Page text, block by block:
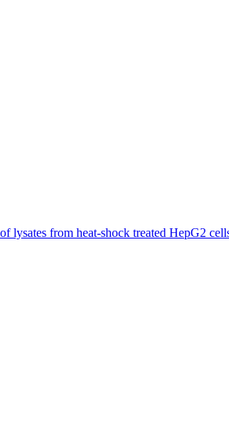
lysates from heat-shock treated HepG2